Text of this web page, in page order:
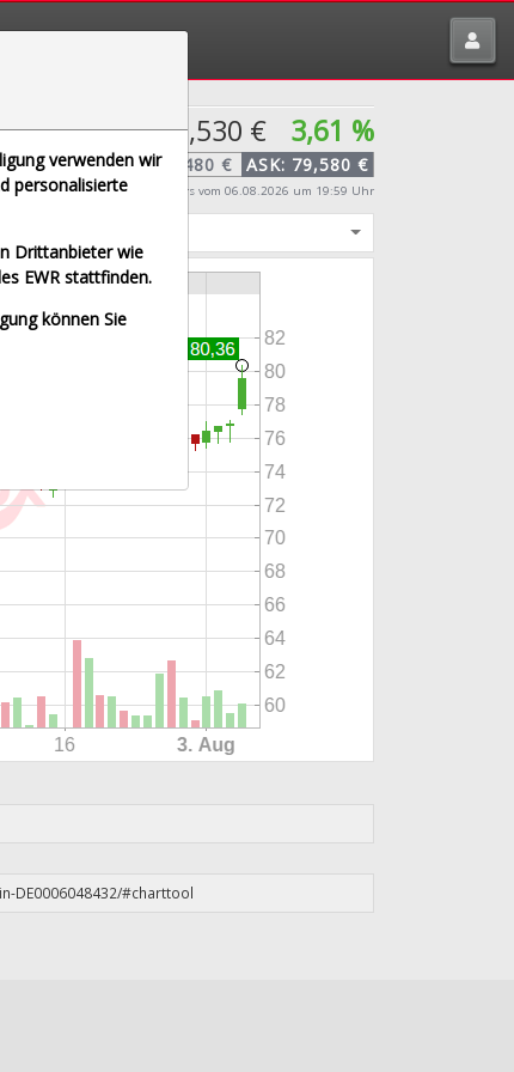
79,530 € 3,61 %
BID:79,480 € ASK: 79,580 €
Echtzeit-Aktienkurs vom 06.08.2026 um 19:59 Uhr
verwenden wir
personalisierte
Drittanbieter wie
EWR stattfinden.
können Sie